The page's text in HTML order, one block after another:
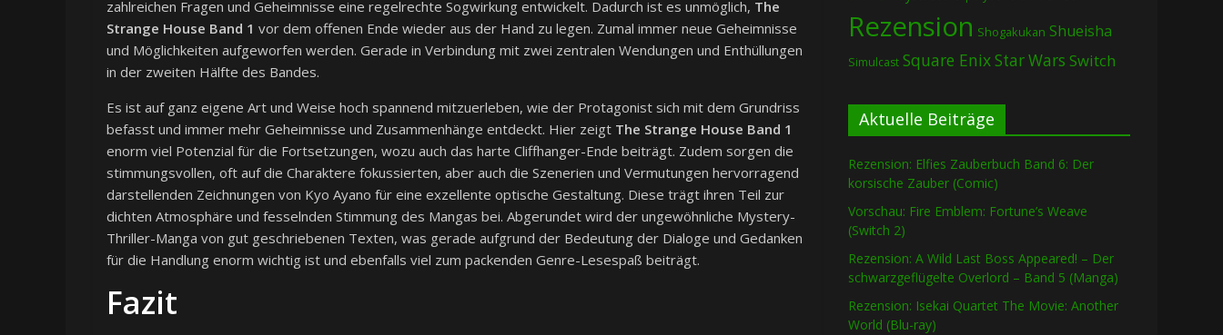
zahlreichen Fragen und Geheimnisse eine regelrechte Sogwirkung entwickelt. Dadurch ist es unmöglich, The
Strange House Band 1 vor dem offenen Ende wieder aus der Hand zu legen. Zumal immer neue Geheimnisse
und Möglichkeiten aufgeworfen werden. Gerade in Verbindung mit zwei zentralen Wendungen und Enthüllungen
in der zweiten Hälfte des Bandes.
Es ist auf ganz eigene Art und Weise hoch spannend mitzuerleben, wie der Protagonist sich mit dem Grundriss
befasst und immer mehr Geheimnisse und Zusammenhänge entdeckt. Hier zeigt The Strange House Band 1
enorm viel Potenzial für die Fortsetzungen, wozu auch das harte Cliffhanger-Ende beiträgt. Zudem sorgen die
stimmungsvollen, oft auf die Charaktere fokussierten, aber auch die Szenerien und Vermutungen hervorragend
darstellenden Zeichnungen von Kyo Ayano für eine exzellente optische Gestaltung. Diese trägt ihren Teil zur
dichten Atmosphäre und fesselnden Stimmung des Mangas bei. Abgerundet wird der ungewöhnliche Mystery-
Thriller-Manga von gut geschriebenen Texten, was gerade aufgrund der Bedeutung der Dialoge und Gedanken
für die Handlung enorm wichtig ist und ebenfalls viel zum packenden Genre-Lesespaß beiträgt.
Fazit
Rezension Shogakukan Shueisha
Simulcast Square EnixStar Wars Switch
Aktuelle Beiträge
Rezension: Elfies Zauberbuch Band 6: Der
korsische Zauber (Comic)
Vorschau: Fire Emblem: Fortune’s Weave
(Switch 2)
Rezension: A Wild Last Boss Appeared! – Der
schwarzgeflügelte Overlord – Band 5 (Manga)
Rezension: Isekai Quartet The Movie: Another
World (Blu-ray)